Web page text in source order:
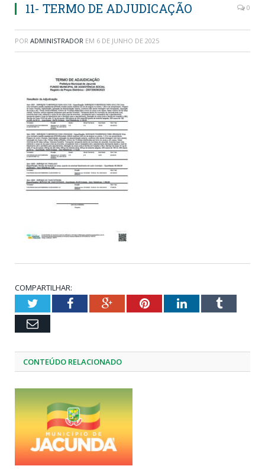
11- TERMO DE ADJUDICAÇÃO 0
POR ADMINISTRADOR EM 6 DE JUNHO DE 2025
COMPARTILHAR:
TwitterFacebookGoogle+PinterestLinkedInTumblr
Email
CONTEÚDO RELACIONADO